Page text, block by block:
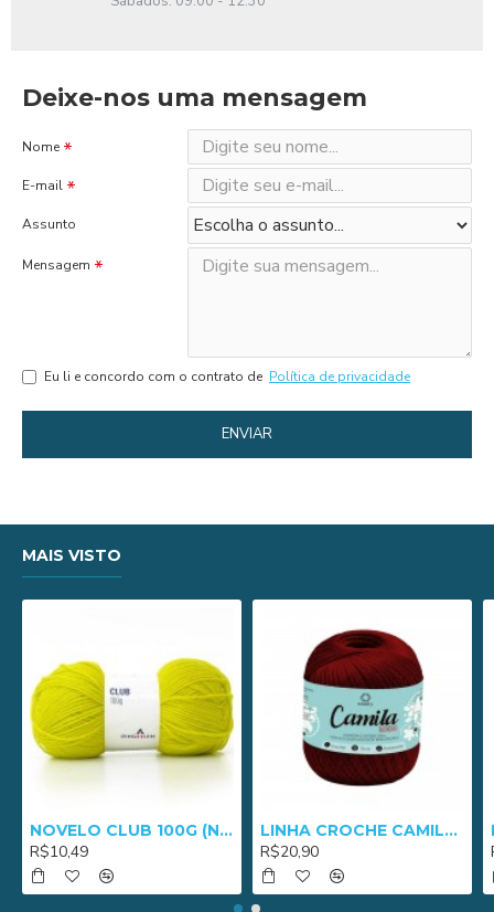
Deixe-nos uma mensagem
Nome
E-mail
Assunto
Mensagem
Eu li e concordo com o contrato de Política de privacidade
ENVIAR
MAIS VISTO
NOVELO CLUB 100G (NM 3/8) - 2652
R$10,49
LINHA CROCHE CAMILA 1000 - 01005
R$20,90